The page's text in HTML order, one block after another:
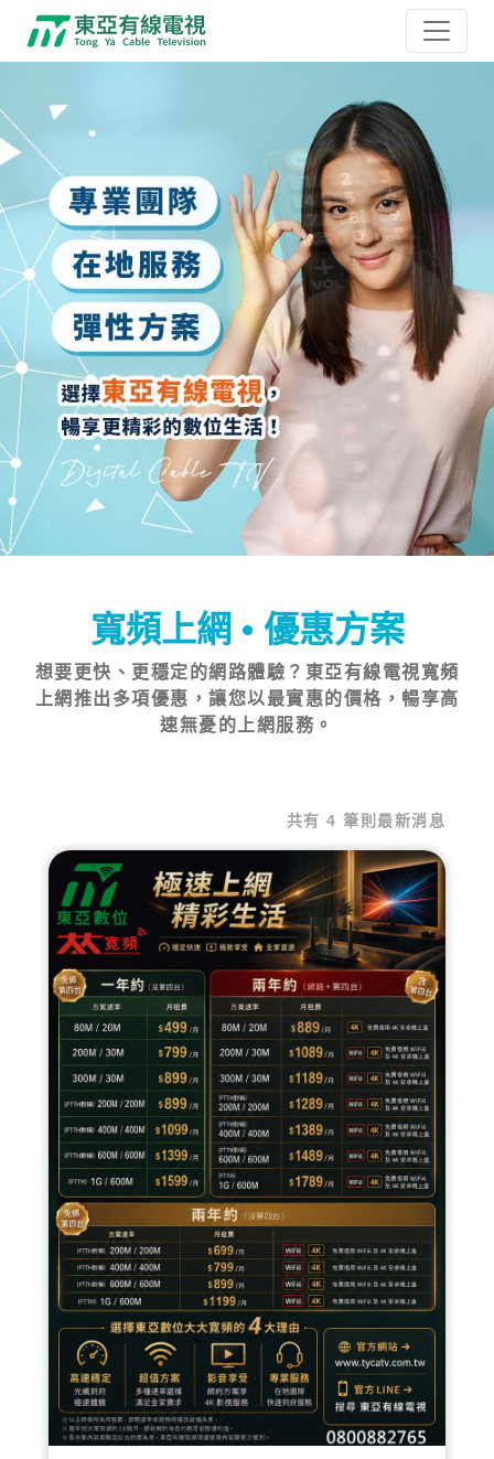
寬頻上網 • 優惠方案
想要更快、更穩定的網路體驗？東亞有線電視寬頻
上網推出多項優惠，讓您以最實惠的價格，暢享高
速無憂的上網服務。
共有 4 筆則最新消息